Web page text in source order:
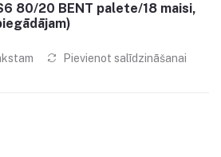
80/20 BENT palete/18 maisi,
Pievienot salīdzināšanai